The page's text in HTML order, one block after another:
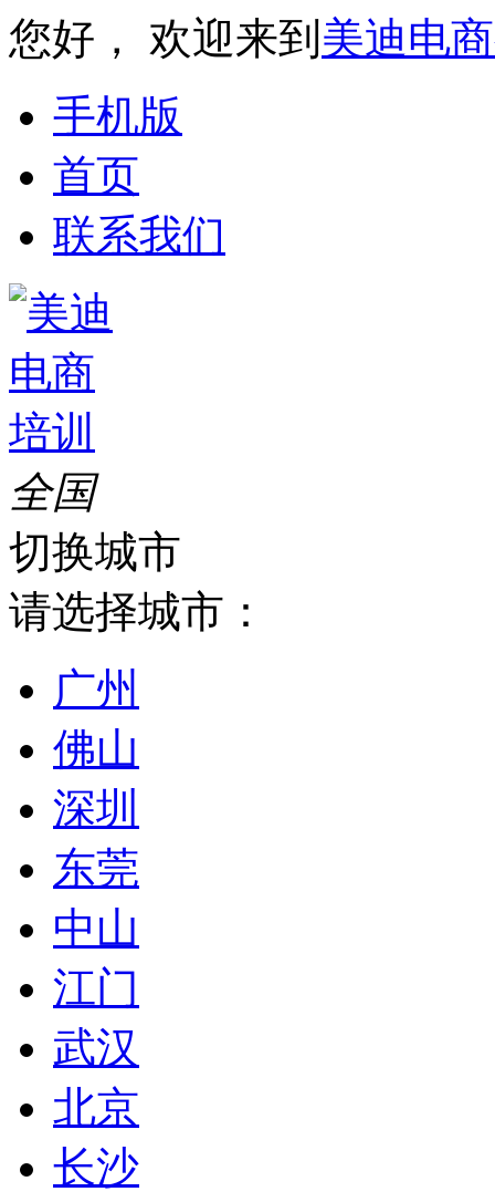
您好， 欢迎来到 美迪电
手机版
首页
联系我们
全国
切换城市
请选择城市：
广州
佛山
深圳
东莞
中山
江门
武汉
北京
长沙